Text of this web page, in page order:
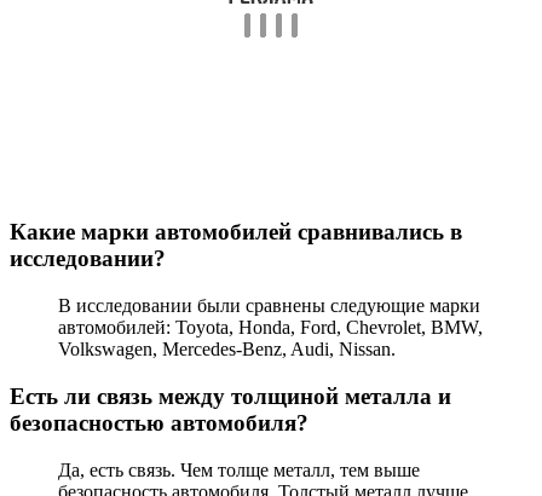
Какие марки автомобилей сравнивались в
исследовании?
В исследовании были сравнены следующие марки
автомобилей: Toyota, Honda, Ford, Chevrolet, BMW,
Volkswagen, Mercedes-Benz, Audi, Nissan.
Есть ли связь между толщиной металла и
безопасностью автомобиля?
Да, есть связь. Чем толще металл, тем выше
безопасность автомобиля. Толстый металл лучше